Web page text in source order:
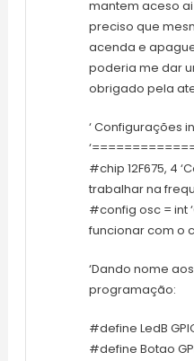
mantem aceso
preciso que
acenda e
poderia me dar
obrigado pela
‘ Configurações
#chip 12F675, 4
trabalhar na
#config osc = int
funcionar com o
‘Dando nome
programação:
#define LedB
#define Botao